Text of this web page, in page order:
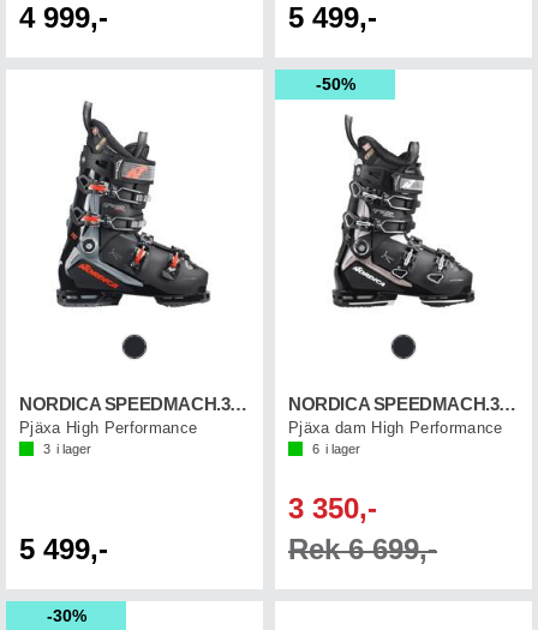
4 999,- 5 499,-
NORDICA SPEEDMACH.3 110 GW
Pjäxa High Performance
3 i lager
5 499,-
50%
NORDICA SPEEDMACH.3 115 W GW
Pjäxa dam High Performance
6 i lager
3 350,-
Rek 6 699,-
30%